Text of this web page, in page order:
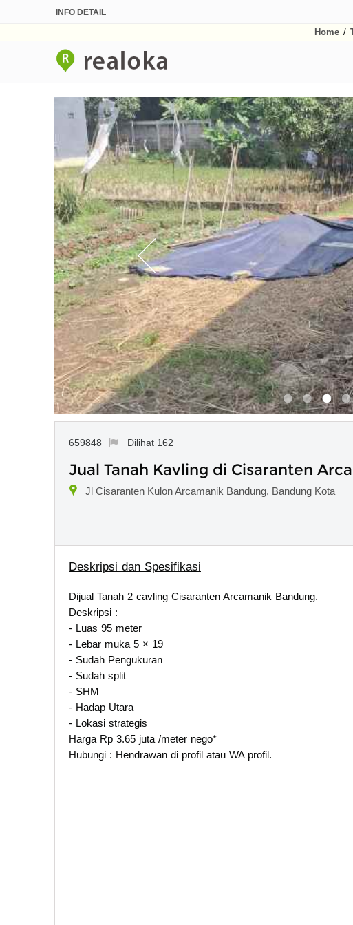
INFO DETAIL
Home /
659848 Dilihat 162
Jual Tanah Kavling di Cisaranten
Jl Cisaranten Kulon Arcamanik Bandung, Bandung Kota
Deskripsi dan Spesifikasi
Dijual Tanah 2 cavling Cisaranten Arcamanik Bandung.
Deskripsi :
- Luas 95 meter
- Lebar muka 5 × 19
- Sudah Pengukuran
- Sudah split
- SHM
- Hadap Utara
- Lokasi strategis
Harga Rp 3.65 juta /meter nego*
Hubungi : Hendrawan di profil atau WA profil.